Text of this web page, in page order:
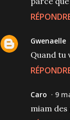
Gwenaelle
Quand tu
Caro 9
miam